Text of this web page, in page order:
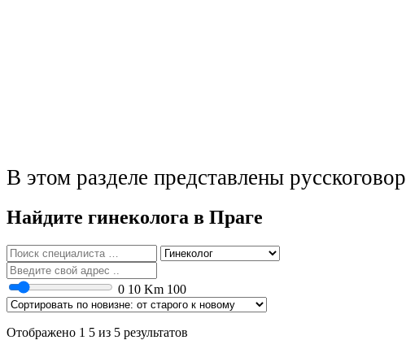
В этом разделе представлены
Найдите гинеколога в Праге
0 10 Km 100
Отображено 1 5 из 5 результатов